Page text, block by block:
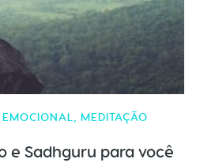
, MEDITAÇÃO
e Sadhguru para você